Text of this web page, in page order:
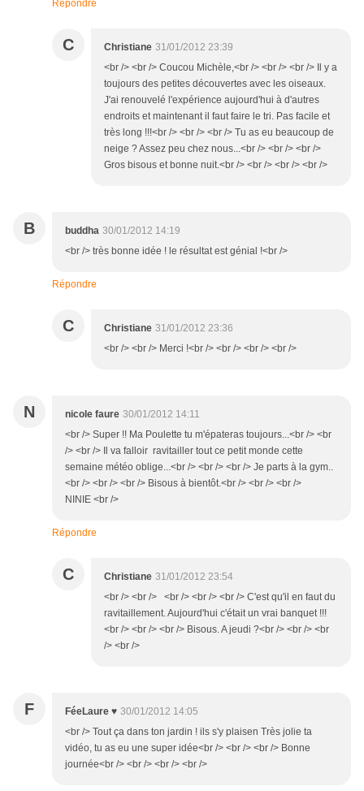
Répondre
C Christiane 31/01/2012 23:39
<br /> <br /> Coucou Michèle,<br /> <br /> <br /> Il y a
toujours des petites découvertes avec les oiseaux.
J'ai renouvelé l'expérience aujourd'hui à d'autres
endroits et maintenant il faut faire le tri. Pas facile et
très long !!!<br /> <br /> <br /> Tu as eu beaucoup de
neige ? Assez peu chez nous...<br /> <br /> <br />
Gros bisous et bonne nuit.<br /> <br /> <br /> <br />
B buddha 30/01/2012 14:19
<br /> très bonne idée ! le résultat est génial !<br />
Répondre
C Christiane 31/01/2012 23:36
<br /> <br /> Merci !<br /> <br /> <br /> <br />
N nicole faure 30/01/2012 14:11
<br /> Super !! Ma Poulette tu m'épateras toujours...<br /> <br
/> <br /> Il va falloir ravitailler tout ce petit monde cette
semaine météo oblige...<br /> <br /> <br /> Je parts à la gym..
<br /> <br /> <br /> Bisous à bientôt.<br /> <br /> <br />
NINIE <br />
Répondre
C Christiane 31/01/2012 23:54
<br /> <br /> <br /> <br /> <br /> C'est qu'il en faut du
ravitaillement. Aujourd'hui c'était un vrai banquet !!!
<br /> <br /> <br /> Bisous. A jeudi ?<br /> <br /> <br
/> <br />
F FéeLaure ♥ 30/01/2012 14:05
<br /> Tout ça dans ton jardin ! ils s'y plaisen Très jolie ta
vidéo, tu as eu une super idée<br /> <br /> <br /> Bonne
journée<br /> <br /> <br /> <br />